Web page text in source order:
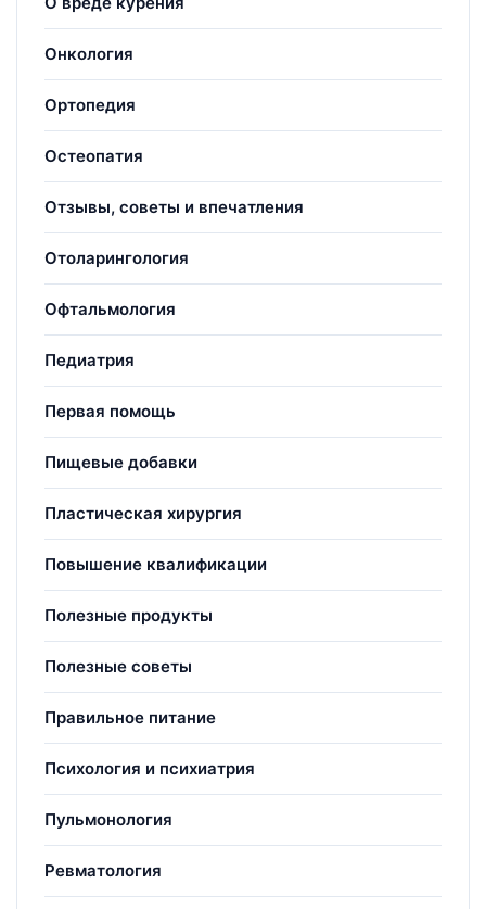
Онкология
Ортопедия
Остеопатия
Отзывы, советы и впечатления
Отоларингология
Офтальмология
Педиатрия
Первая помощь
Пищевые добавки
Пластическая хирургия
Повышение квалификации
Полезные продукты
Полезные советы
Правильное питание
Психология и психиатрия
Пульмонология
Ревматология